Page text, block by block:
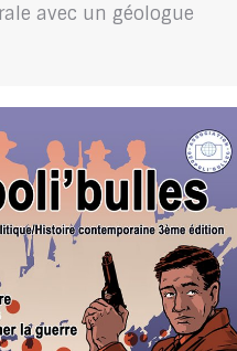
avec un géologue